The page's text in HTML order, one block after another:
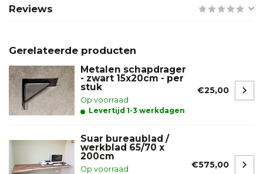
Reviews
Gerelateerde producten
Metalen schapdrager
- zwart 15x20cm - per
stuk
Op voorraad
Levertijd 1-3 werkdagen
€25,00
Suar bureaublad /
werkblad 65/70 x
200cm
Op voorraad
€575,00